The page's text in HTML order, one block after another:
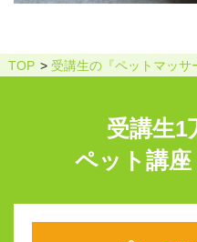
TOP 受講生の『ペットマッ
受講生1
ペット講